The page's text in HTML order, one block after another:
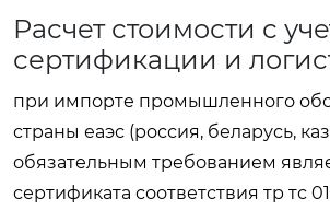
Расчет стоимости с
сертификации и
при импорте промышленного
страны еаэс (россия, беларусь,
обязательным требованием
сертификата соответствия тр тс